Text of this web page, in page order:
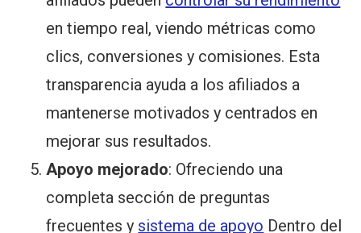
en tiempo real, viendo métricas como
clics, conversiones y comisiones. Esta
transparencia ayuda a los afiliados a
mantenerse motivados y centrados en
mejorar sus resultados.
Apoyo mejorado: Ofreciendo una
completa sección de preguntas
frecuentes y sistema de apoyo Dentro del